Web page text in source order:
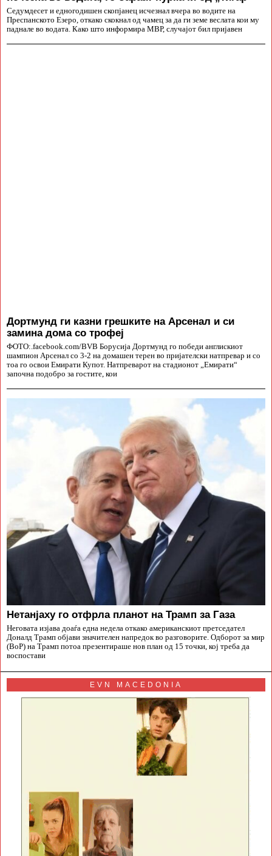
Седумдесет и едногодишен скопјанец исчезнал вчера во водите на
Преспанското Езеро, откако скокнал од чамец за да ги земе веслата кои му
паднале во водата. Како што информира МВР, случајот бил пријавен
Дортмунд ги казни грешките на Арсенал и си
замина дома со трофеј
ФОТО:.facebook.com/BVB Борусија Дортмунд го победи англискиот
шампион Арсенал со 3-2 на домашен терен во пријателски натпревар и со
тоа го освои Емирати Купот. Натпреварот на стадионот „Емирати“
започна подобро за гостите, кои
Нетанјаху го отфрла планот на Трамп за Газа
Неговата изјава доаѓа една недела откако американскиот претседател
Доналд Трамп објави значителен напредок во разговорите. Одборот за мир
(BoP) на Трамп потоа презентираше нов план од 15 точки, кој треба да
воспостави
EVN MACEDONIA